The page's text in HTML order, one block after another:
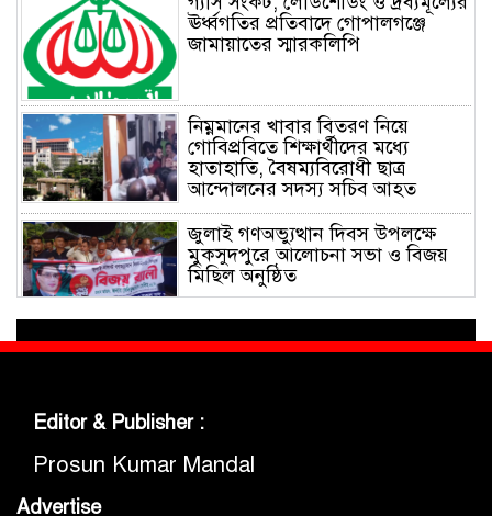
ঊর্ধ্বগতির প্রতিবাদে গোপালগঞ্জে
জামায়াতের স্মারকলিপি
নিম্নমানের খাবার বিতরণ নিয়ে
গোবিপ্রবিতে শিক্ষার্থীদের মধ্যে
হাতাহাতি, বৈষম্যবিরোধী ছাত্র
আন্দোলনের সদস্য সচিব আহত
জুলাই গণঅভ্যুত্থান দিবস উপলক্ষে
মুকসুদপুরে আলোচনা সভা ও বিজয়
মিছিল অনুষ্ঠিত
গোবিপ্রবিতে জুলাই গণঅভ্যুত্থান দিবস
উদযাপন
মুকসুদপুরে প্রায় দুই লাখ টাকার
নিষিদ্ধ চায়না দুয়ারী জাল জব্দ, আগুনে
ধ্বংস
Editor & Publisher :
Prosun Kumar Mandal
Advertise